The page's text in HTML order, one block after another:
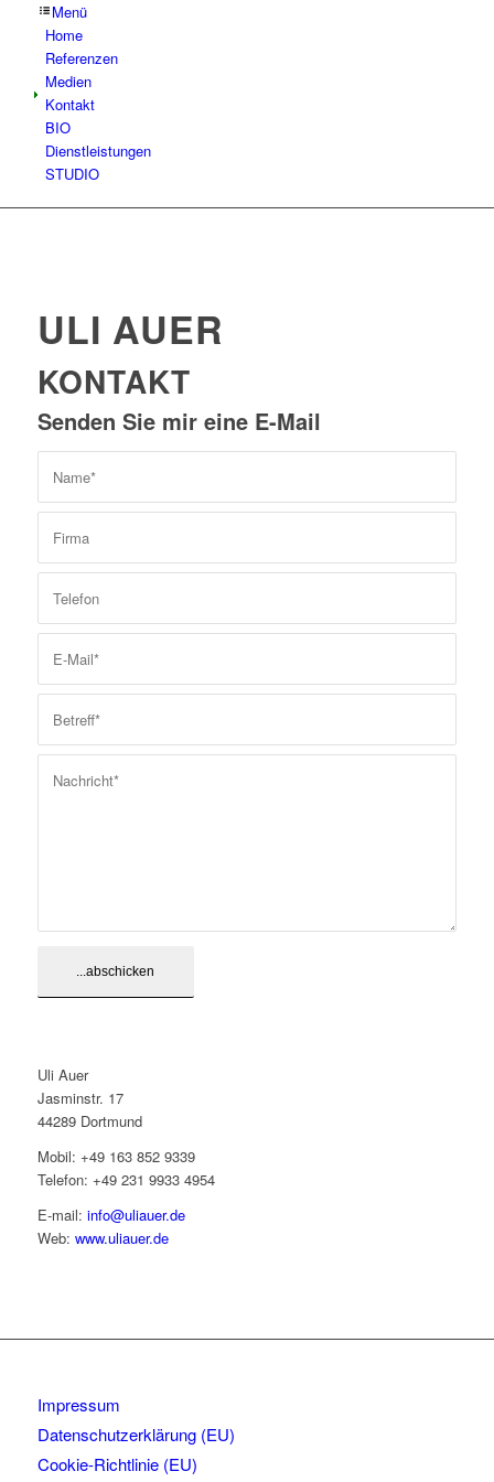
Menü
Home
Referenzen
Medien
Kontakt
BIO
Dienstleistungen
STUDIO
ULI AUER
KONTAKT
Senden Sie mir eine E-Mail
Uli Auer
Jasminstr. 17
44289 Dortmund
Mobil: +49 163 852 9339
Telefon: +49 231 9933 4954
E-mail: info@uliauer.de
Web: www.uliauer.de
Impressum
Datenschutzerklärung (EU)
Cookie-Richtlinie (EU)